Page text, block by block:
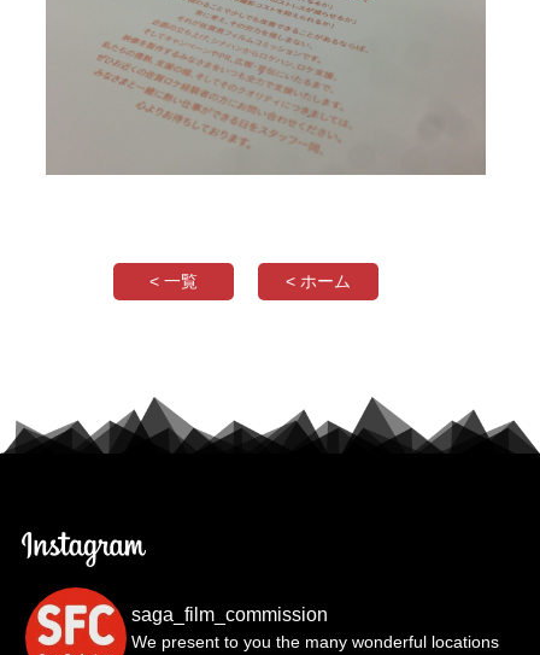
< 一覧 < ホーム
saga_film_commission
We present to you the many wonderful locations